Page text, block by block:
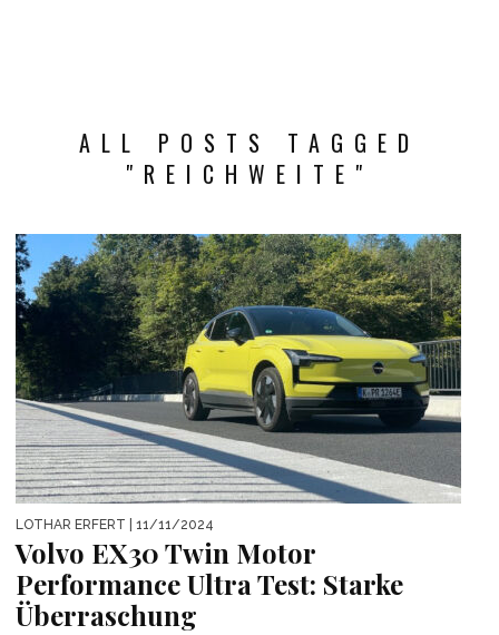
ALL POSTS TAGGED
"REICHWEITE"
LOTHAR ERFERT | 11/11/2024
Volvo EX30 Twin Motor
Performance Ultra Test: Starke
Überraschung